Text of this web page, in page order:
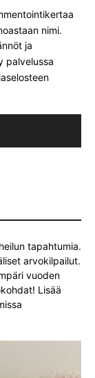
nimi.
ja
palvelussa
tapahtumia.
arvokilpailut.
vuoden
Lisää